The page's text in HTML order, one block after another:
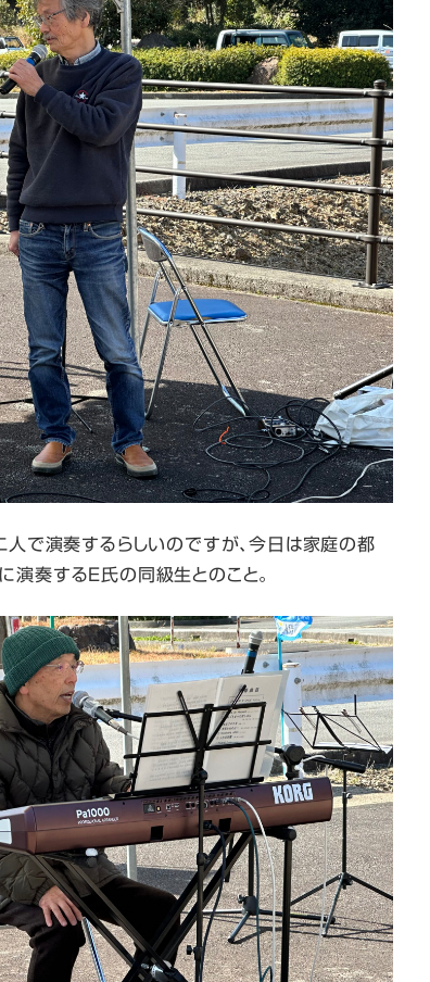
人で演奏するらしいのですが、今日は家庭の都
演奏するE氏の同級生とのこと。